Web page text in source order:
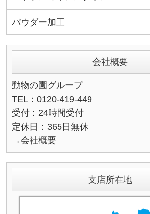
パウダー加工
会社概要
動物の園グループ
TEL：0120-419-449
受付：24時間受付
定休日：365日無休
→会社概要
支店所在地